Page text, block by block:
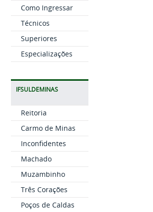
Como Ingressar
Técnicos
Superiores
Especializações
IFSULDEMINAS
Reitoria
Carmo de Minas
Inconfidentes
Machado
Muzambinho
Três Corações
Poços de Caldas